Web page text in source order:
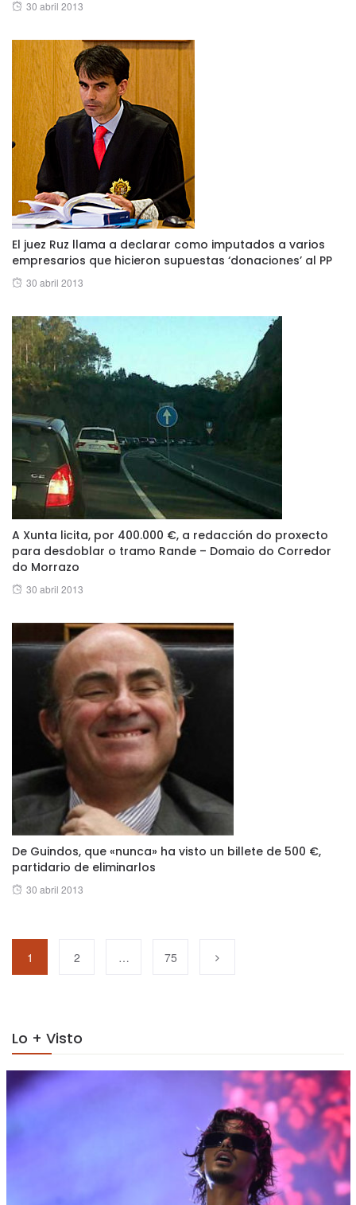
Posted
30 abril 2013
El juez Ruz llama a declarar como imputados a varios
empresarios que hicieron supuestas ‘donaciones’ al PP
Posted
30 abril 2013
A Xunta licita, por 400.000 €, a redacción do proxecto
para desdoblar o tramo Rande – Domaio do Corredor
do Morrazo
Posted
30 abril 2013
De Guindos, que «nunca» ha visto un billete de 500 €,
partidario de eliminarlos
Posted
30 abril 2013
1 2 … 75
Lo + Visto